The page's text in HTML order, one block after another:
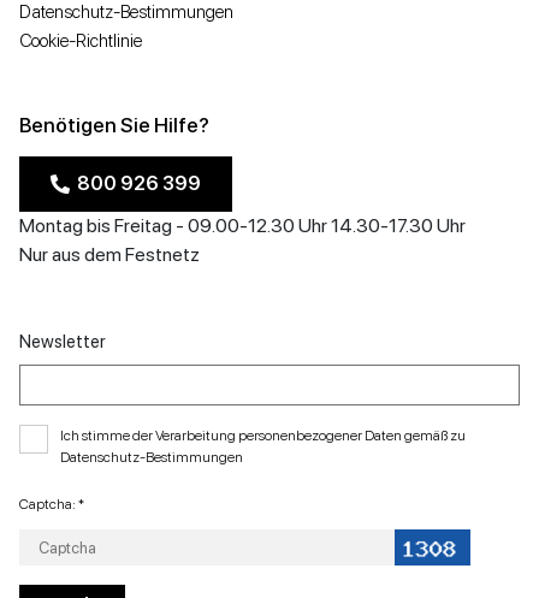
Datenschutz-Bestimmungen
Cookie-Richtlinie
Benötigen Sie Hilfe?
800 926 399
Montag bis Freitag - 09.00-12.30 Uhr 14.30-17.30 Uhr
Nur aus dem Festnetz
Newsletter
Ich stimme der Verarbeitung personenbezogener Daten gemäß zu
Datenschutz-Bestimmungen
Captcha: *